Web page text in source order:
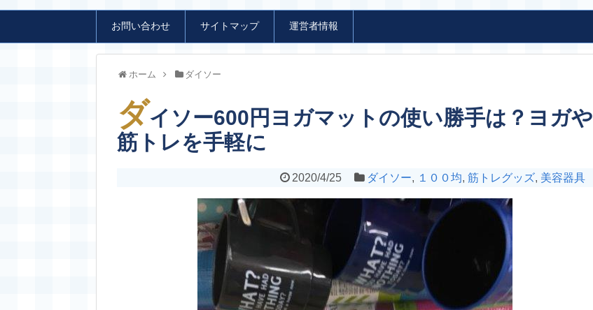
お問い合わせ サイトマップ 運営者情報
ホーム ダイソー
ダイソー600円ヨガマットの使い勝手は？ヨガや
筋トレを手軽に
2020/4/25 ダイソー, １００均, 筋トレグッズ, 美容器具